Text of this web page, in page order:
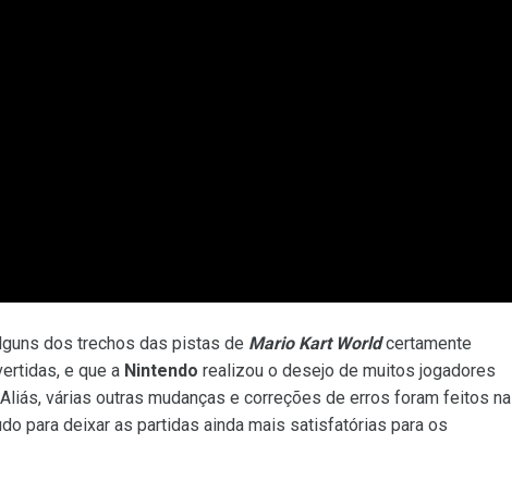
dos trechos das pistas de Mario Kart Worldcertamente
e que a Nintendo realizou o desejo de muitos jogadores
várias outras mudanças e correções de erros foram feitos na
para deixar as partidas ainda mais satisfatórias para os